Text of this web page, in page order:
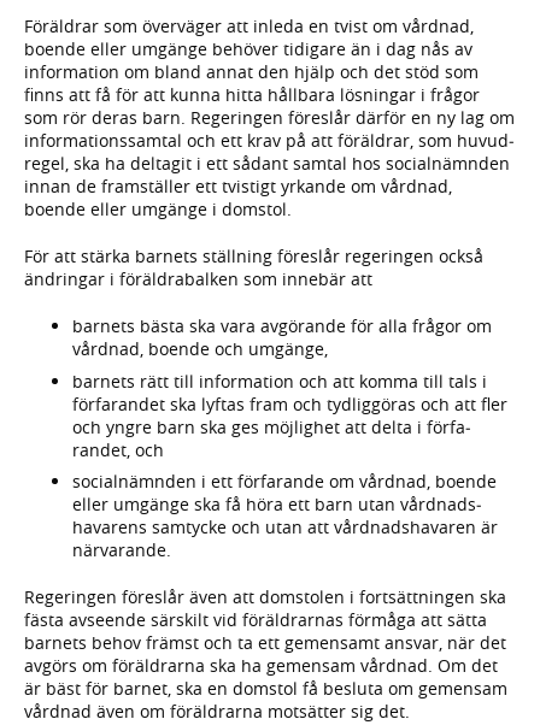
Föräldrar som överväger att inleda en tvist om vårdnad,
boende eller umgänge behöver tidigare än i dag nås av
informa­tion om bland annat den hjälp och det stöd som
finns att få för att kunna hitta håll­bara lös­ningar i frågor
som rör deras barn. Regeringen föreslår därför en ny lag om
informa­tions­samtal och ett krav på att föräldrar, som huvud­
regel, ska ha deltagit i ett sådant samtal hos social­nämnden
innan de fram­ställer ett tvistigt yrkande om vårdnad,
boende eller umgänge i domstol.
För att stärka barnets ställning föreslår regeringen också
ändringar i föräldra­balken som inne­bär att
barnets bästa ska vara avgörande för alla frågor om
vård­nad, boende och umgänge,
barnets rätt till informa­tion och att komma till tals i
för­farandet ska lyftas fram och tydlig­göras och att fler
och yngre barn ska ges möjlighet att delta i förfa­
randet, och
socialnämnden i ett förfarande om vårdnad, boende
eller umgänge ska få höra ett barn utan vård­nads­
havarens sam­tycke och utan att vårdnads­havaren är
närvarande.
Regeringen föreslår även att dom­stolen i fort­sätt­ningen ska
fästa avse­ende särskilt vid föräld­rarnas för­måga att sätta
barnets behov främst och ta ett gemen­samt ansvar, när det
avgörs om föräld­rarna ska ha gemen­sam vårdnad. Om det
är bäst för barnet, ska en domstol få besluta om gemen­sam
vårdnad även om föräld­rarna mot­sätter sig det.